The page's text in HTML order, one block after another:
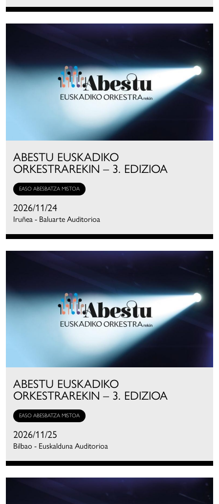
ABESTU EUSKADIKO
ORKESTRAREKIN – 3. EDIZIOA
EASO ABESBATZA MISTOA
2026/11/24
Iruñea - Baluarte Auditorioa
ABESTU EUSKADIKO
ORKESTRAREKIN – 3. EDIZIOA
EASO ABESBATZA MISTOA
2026/11/25
Bilbao - Euskalduna Auditorioa